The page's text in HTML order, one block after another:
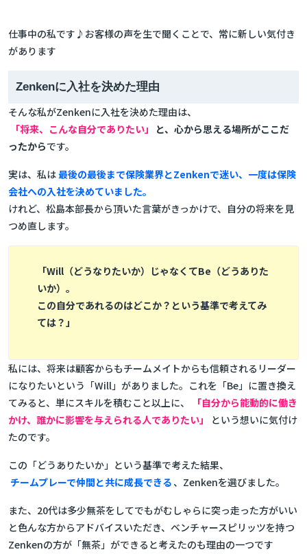
仕事中の私です♪お客様の声を生で聞くことで、常に新しい気付き
があります
Zenkenに入社を決めた理由
そんな私がZenkenに入社を決めた理由は、
「将来、こんな自分でありたい」
と、心から思える場所がここだ
ったからです。
実は、私は最後の最後まで保険業界とZenkenで迷い、一度は保険
会社への入社を決めていました。
けれど、松島本部長から頂いた言葉がきっかけで、自分の将来を見
つめ直します。
「Will（どうなりたいか）じゃなくてBe（どうありた
いか）。
この自分であれるのはどこか？という基準で考えてみ
ては？」
私には、将来は顧客からもチームメイトからも信頼されるリーダー
になりたいという「Will」がありました。これを「Be」に置き換え
てみると、単にスキルを積むこと以上に、
「自分から能動的に働き
かけ、誰かに影響を与えられる人でありたい」
という想いに気付け
たのです。
この「どうありたいか」という基準で考えた結果、
チームプレーで仲間と共に成長できる 、Zenkenを選びました。
また、20代は多少無茶をしてでもがむしゃらに突っ走った方がいい
と色んな方からアドバイスいただき、ベンチャースピリッツを持つ
Zenkenの方が「無茶」ができると考えたのも理由の一つです